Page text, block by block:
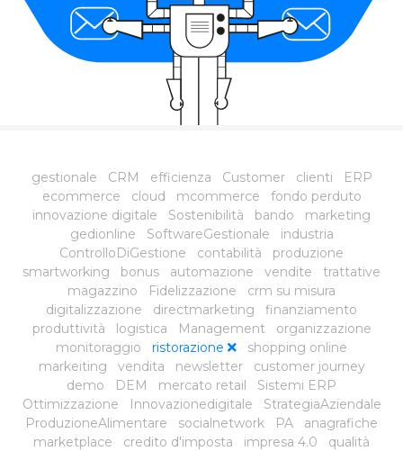
gestionale CRM efficienza Customer clienti
ERP
ecommerce
cloud mcommerce
fondo perduto
innovazione digitale
Sostenibilità bando
marketing
gedionline
SoftwareGestionale
industria
ControlloDiGestione
contabilità
produzione
smartworking
bonus automazione vendite
trattative
magazzino
Fidelizzazione
crm su misura
digitalizzazione
directmarketing
finanziamento
produttività
logistica Management
organizzazione
monitoraggio
ristorazione
shopping online
markeiting
vendita newsletter
customer journey
demo
DEM mercato retail
Sistemi ERP
Ottimizzazione
Innovazionedigitale
StrategiaAziendale
ProduzioneAlimentare
socialnetwork PA
anagrafiche
marketplace
credito d'imposta impresa 4.0
qualità